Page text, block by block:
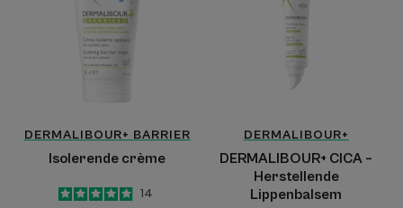
DERMALIBOUR+ BARRIER
Isolerende crème
4.9
/5
14
Herstellende
Lippenbalsem
DERMALIBOUR+
DERMALIBOUR+ CICA –
Herstellende
Lippenbalsem